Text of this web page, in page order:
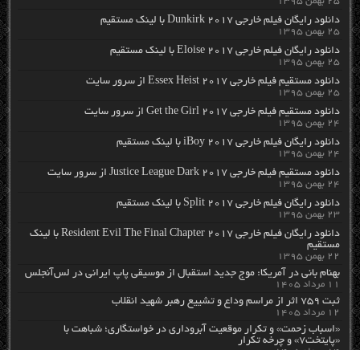
دانلود رایگان فیلم خارجی Dunkirk 2017 با لینک مستقیم
۲۵ بهمن ۱۳۹۵
دانلود رایگان فیلم خارجی Eloise 2017 با لینک مستقیم
۲۵ بهمن ۱۳۹۵
دانلود مستقیم فیلم خارجی Essex Heist 2017 از سرور سایت
۲۵ بهمن ۱۳۹۵
دانلود مستقیم فیلم خارجی Get the Girl 2017 از سرور سایت
۲۴ بهمن ۱۳۹۵
دانلود رایگان فیلم خارجی iBoy 2017 با لینک مستقیم
۲۴ بهمن ۱۳۹۵
دانلود مستقیم فیلم خارجی Justice League Dark 2017 از سرور سایت
۲۴ بهمن ۱۳۹۵
دانلود رایگان فیلم خارجی Split 2017 با لینک مستقیم
۲۳ بهمن ۱۳۹۵
دانلود رایگان فیلم خارجی Resident Evil The Final Chapter 2017 با لینک
مستقیم
۲۲ بهمن ۱۳۹۵
بهنام بانی در آمریکا: موج جدید استقبال از موسیقی پاپ ایرانی در لس‌آنجلس
۱۱ مرداد ۱۴۰۵
ثبت ۷۵۹ اثر از مراسم وداع و تشییع رهبر شهید انقلاب
۱۲ مرداد ۱۴۰۵
«اسباب زحمت» و تکرار موقعیت آبروداری در خواستگاری؛ شباهت با
«پایتخت۷» و چرخه تکرار